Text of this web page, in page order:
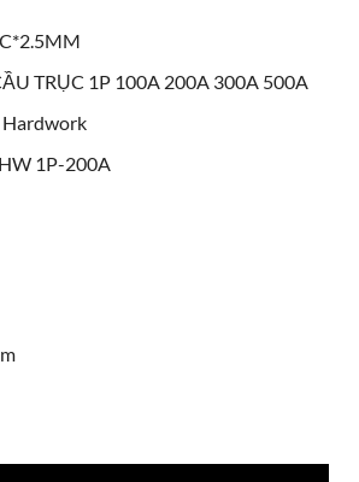
TRỤC 1P 100A 200A 300A 500A
Hardwork
1P-200A